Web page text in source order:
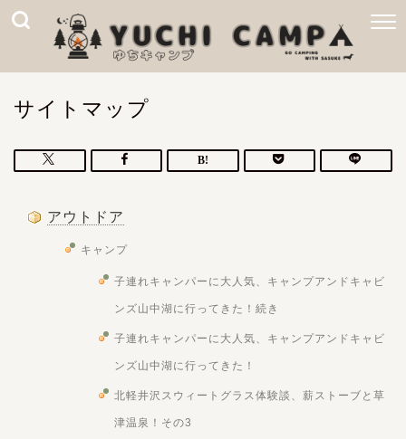
サイトマップ
アウトドア
キャンプ
子連れキャンパーに大人気、キャンプアンドキャビ
ンズ山中湖に行ってきた！続き
子連れキャンパーに大人気、キャンプアンドキャビ
ンズ山中湖に行ってきた！
北軽井沢スウィートグラス体験談、薪ストーブと草
津温泉！その3